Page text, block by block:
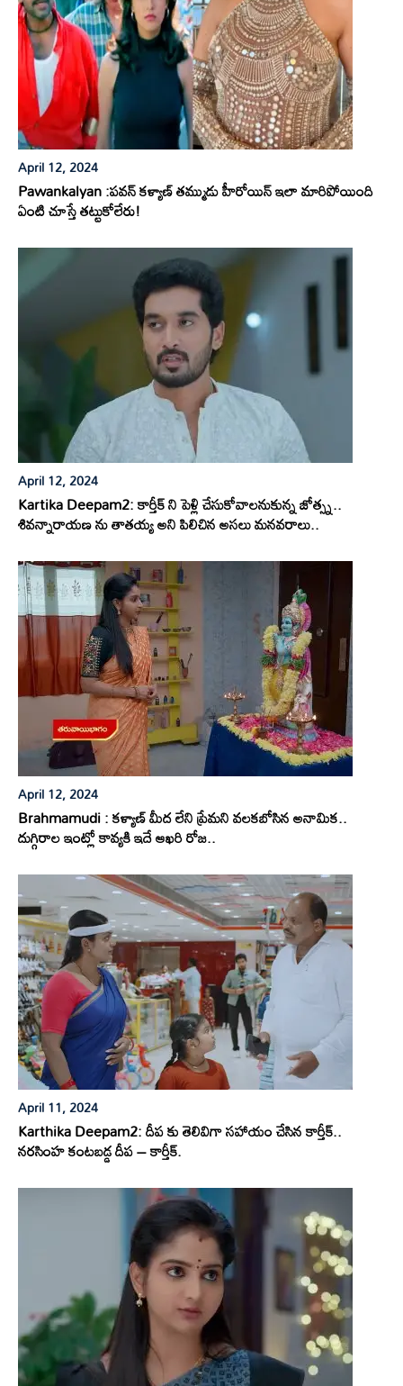
April 12, 2024
Pawankalyan :పవన్ కళ్యాణ్ తమ్ముడు హీరోయిన్ ఇలా మారిపోయింది
ఏంటి చూస్తే తట్టుకోలేరు!
April 12, 2024
Kartika Deepam2: కార్తీక్ ని పెళ్లి చేసుకోవాలనుకున్న జోత్స్న..
శివన్నారాయణ ను తాతయ్య అని పిలిచిన అసలు మనవరాలు..
April 12, 2024
Brahmamudi : కళ్యాణ్ మీద లేని ప్రేమని వలకబోసిన అనామిక..
దుగ్గిరాల ఇంట్లో కావ్యకి ఇదే ఆఖరి రోజ..
April 11, 2024
Karthika Deepam2: దీప కు తెలివిగా సహాయం చేసిన కార్తీక్..
నరసింహ కంటబడ్డ దీప – కార్తీక్.